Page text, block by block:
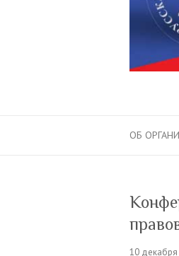
ОБ
10